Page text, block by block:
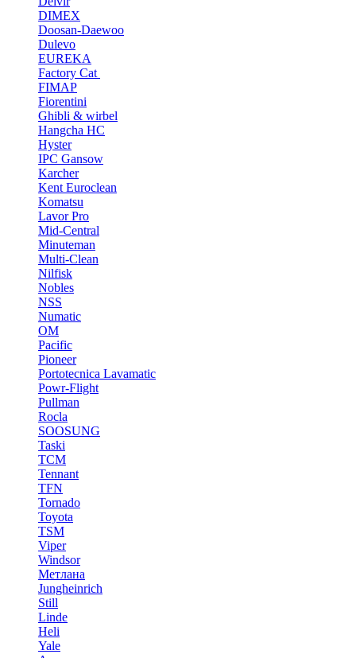
DIMEX
Doosan-Daewoo
Dulevo
EUREKA
Factory Cat
FIMAP
Fiorentini
Ghibli & wirbel
Hangcha HC
Hyster
IPC Gansow
Karcher
Kent Euroclean
Komatsu
Lavor Pro
Mid-Central
Minuteman
Multi-Clean
Nilfisk
Nobles
NSS
Numatic
OM
Pacific
Pioneer
Portotecnica Lavamatic
Powr-Flight
Pullman
Rocla
SOOSUNG
Taski
TCM
Tennant
TFN
Tornado
Toyota
TSM
Viper
Windsor
Метлана
Jungheinrich
Still
Linde
Heli
Yale